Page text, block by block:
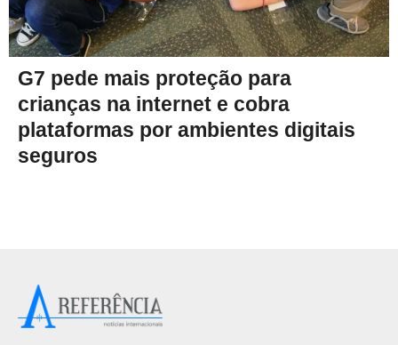
G7 pede mais proteção para
crianças na internet e cobra
plataformas por ambientes digitais
seguros